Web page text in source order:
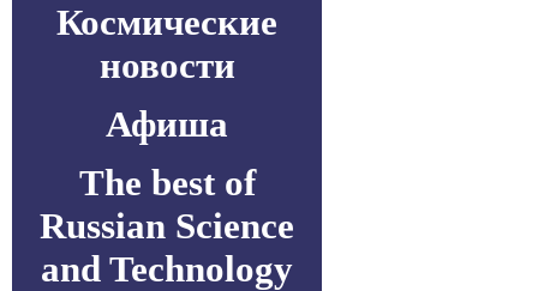
Космические
новости
Афиша
The best of
Russian Science
and Technology